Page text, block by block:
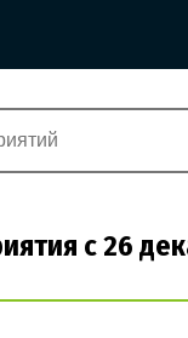
с 26